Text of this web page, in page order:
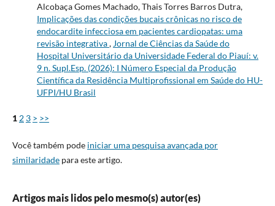
Alcobaça Gomes Machado, Thais Torres Barros Dutra,
Implicações das condições bucais crônicas no risco de
endocardite infecciosa em pacientes cardiopatas: uma
revisão integrativa, Jornal de Ciências da Saúde do
Hospital Universitário da Universidade Federal do Piauí: v.
9 n. Supl.Esp. (2026): I Número Especial da Produção
Científica da Residência Multiprofissional em Saúde do HU-
UFPI/HU Brasil
1 2 3 > >>
Você também pode iniciar uma pesquisa avançada por
similaridadepara este artigo.
Artigos mais lidos pelo mesmo(s) autor(es)